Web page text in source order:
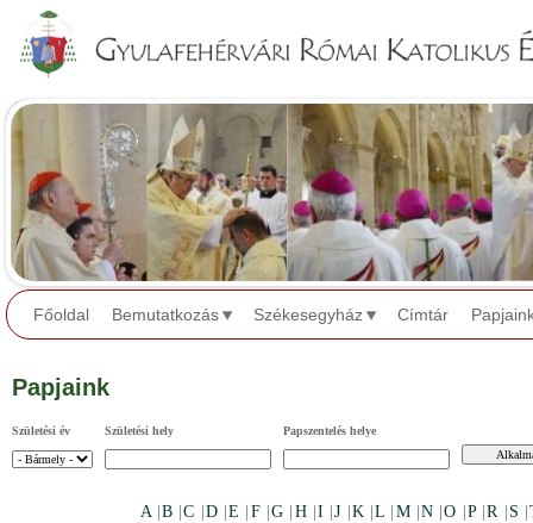
Főoldal Bemutatkozás Székesegyház Címtár
Papjaink
Születési év Születési hely Papszentelés helye
A B |C D |E F |G H I |J K |L M |N |O P |R S |